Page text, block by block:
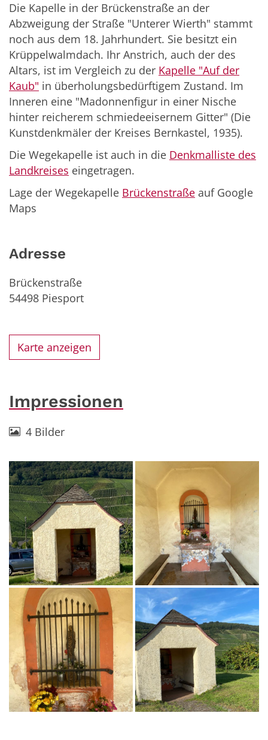
Die Kapelle in der Brückenstraße an der
Abzweigung der Straße "Unterer Wierth" stammt
noch aus dem 18. Jahrhundert. Sie besitzt ein
Krüppelwalmdach. Ihr Anstrich, auch der des
Altars, ist im Vergleich zu der Kapelle "Auf der
Kaub" in überholungsbedürftigem Zustand. Im
Inneren eine "Madonnenfigur in einer Nische
hinter reicherem schmiedeeisernem Gitter" (Die
Kunstdenkmäler der Kreises Bernkastel, 1935).
Die Wegekapelle ist auch in die Denkmalliste des
Landkreises eingetragen.
Lage der Wegekapelle Brückenstraße auf Google
Maps
Adresse
Brückenstraße
54498 Piesport
Karte anzeigen
Impressionen
4 Bilder